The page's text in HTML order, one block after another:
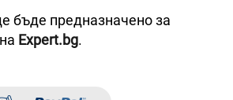
бъде предназначено за
Expert.bg.